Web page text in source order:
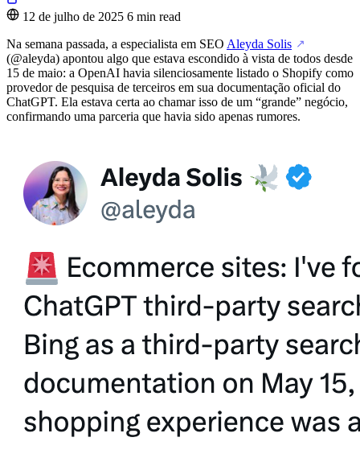
12 de julho de 2025 6 min read
Na semana passada, a especialista em SEO Aleyda Solis ↗
(@aleyda) apontou algo que estava escondido à vista de todos desde
15 de maio: a OpenAI havia silenciosamente listado o Shopify como
provedor de pesquisa de terceiros em sua documentação oficial do
ChatGPT. Ela estava certa ao chamar isso de um “grande” negócio,
confirmando uma parceria que havia sido apenas rumores.